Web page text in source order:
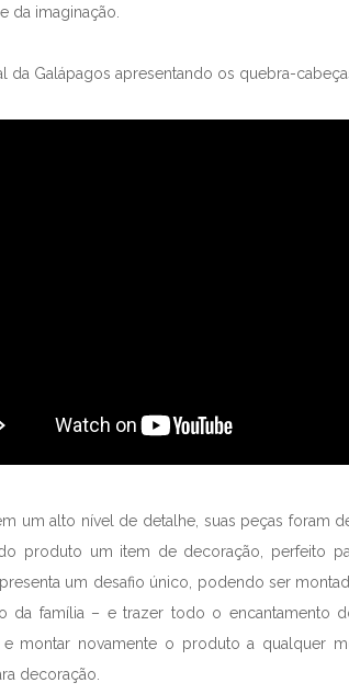
da imaginação.
da Galápagos apresentando os quebra-
um alto nível de detalhe, suas peças foram
produto um item de decoração, perfeito
um desafio único, podendo ser
da família – e trazer todo o encantamento
e montar novamente o produto a qualquer
decoração.